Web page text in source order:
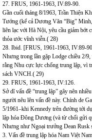
27. FRUS, 1961-1963, IV:89-90.
Gần cuối tháng 8/1963, Trần Thiện
Tướng (kể cả Dương Văn “Big”
liên lạc với Hà Nội, yêu cầu giảm bớt
thỏa ước vĩnh viễn.( 28)
28. Ibid. [FRUS, 1961-1963, IV:89-
Nhưng trong lần gặp Lodge chiều 2/
rằng Nhu cực lực chống trung lập, vì
sách VNCH.( 29)
29. FRUS, 1961-1963, IV:126.
Sở dĩ vấn đề “trung lập” gây nên
người nêu lên vấn đề này. Chính de
5/1961–khi Kennedy trên đường tới
lập hóa Đông Dương (và từ chối gửi
Nhưng như Ngoại trưởng Dean Rusk
3. Vấn đề trung lập hóa Nam Việt